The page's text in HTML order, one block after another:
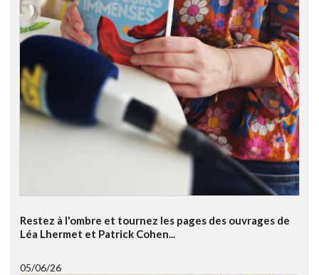
Restez à l'ombre et tournez les pages des ouvrages de
Léa Lhermet et Patrick Cohen...
05/06/26